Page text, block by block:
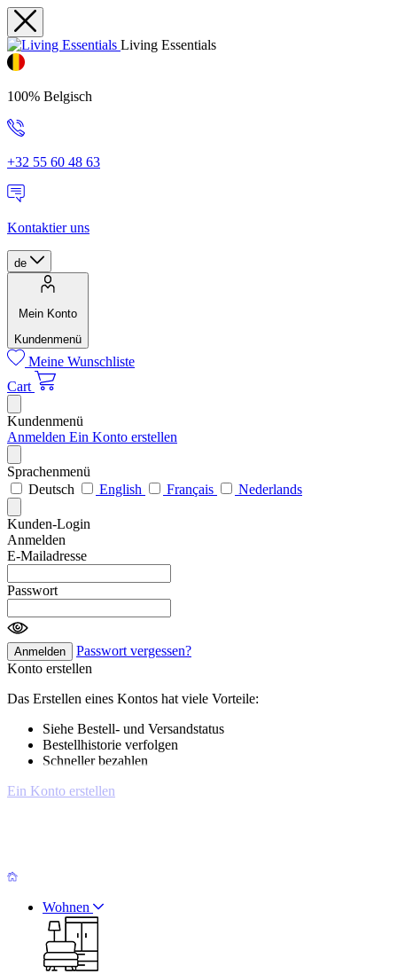
Living Essentials
100% Belgisch
+32 55 60 48 63
Kontaktier uns
de
Mein Konto
Kundenmenü
Meine Wunschliste
Cart
Kundenmenü
Anmelden Ein Konto erstellen
Sprachenmenü
Deutsch
English Français Nederlands
Kunden-Login
Anmelden
E-Mailadresse
Passwort
Anmelden
Passwort vergessen?
Konto erstellen
Das Erstellen eines Kontos hat viele Vorteile:
Siehe Bestell- und Versandstatus
Bestellhistorie verfolgen
Schneller bezahlen
Ein Konto erstellen
Wohnen